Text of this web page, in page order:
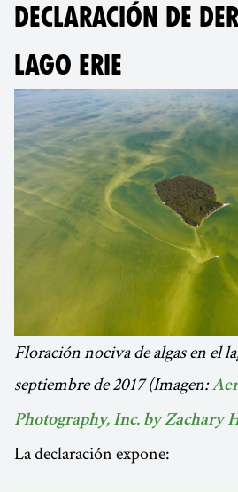
DECLARACIÓN DE
LAGO ERIE
Floración nociva de algas en el
septiembre de 2017 (Imagen:
Photography, Inc. by Zachary
La declaración expone: